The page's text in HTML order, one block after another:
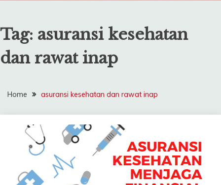
Tag: asuransi kesehatan
dan rawat inap
Home asuransi kesehatan dan rawat inap